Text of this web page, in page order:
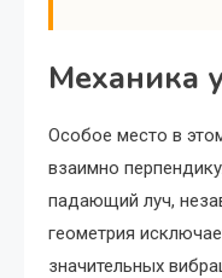
Механика
Особое место в
взаимно
падающий луч,
геометрия
значительных